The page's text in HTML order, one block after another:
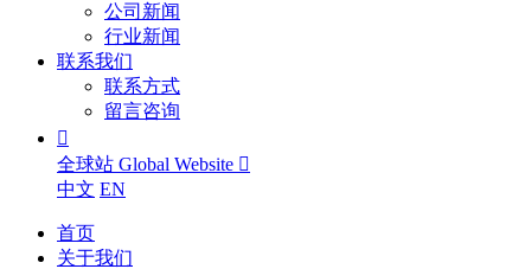
公司新闻
行业新闻
联系我们
联系方式
留言咨询

全球站 Global Website 
中文 EN
首页
关于我们